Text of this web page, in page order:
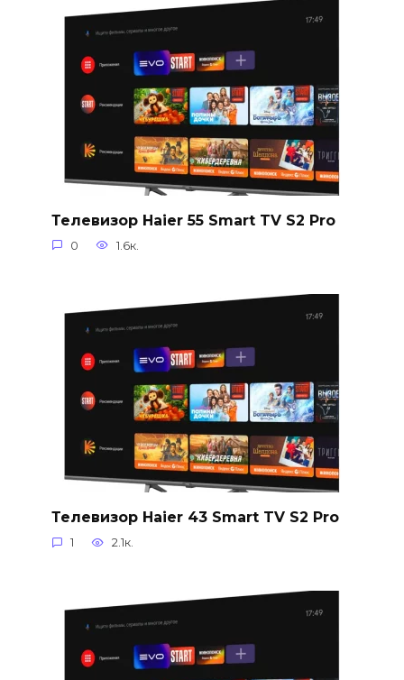
Телевизор Haier 55 Smart TV S2 Pro
0 1.6к.
Телевизор Haier 43 Smart TV S2 Pro
1 2.1к.